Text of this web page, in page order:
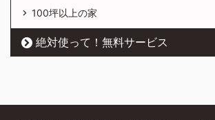
100坪以上の家
絶対使って！無料サービス